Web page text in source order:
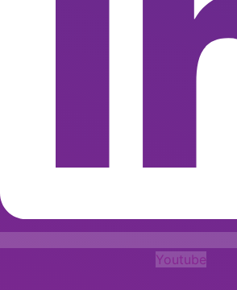
Youtube